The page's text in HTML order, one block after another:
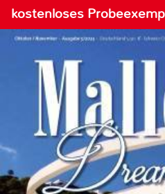
kostenloses